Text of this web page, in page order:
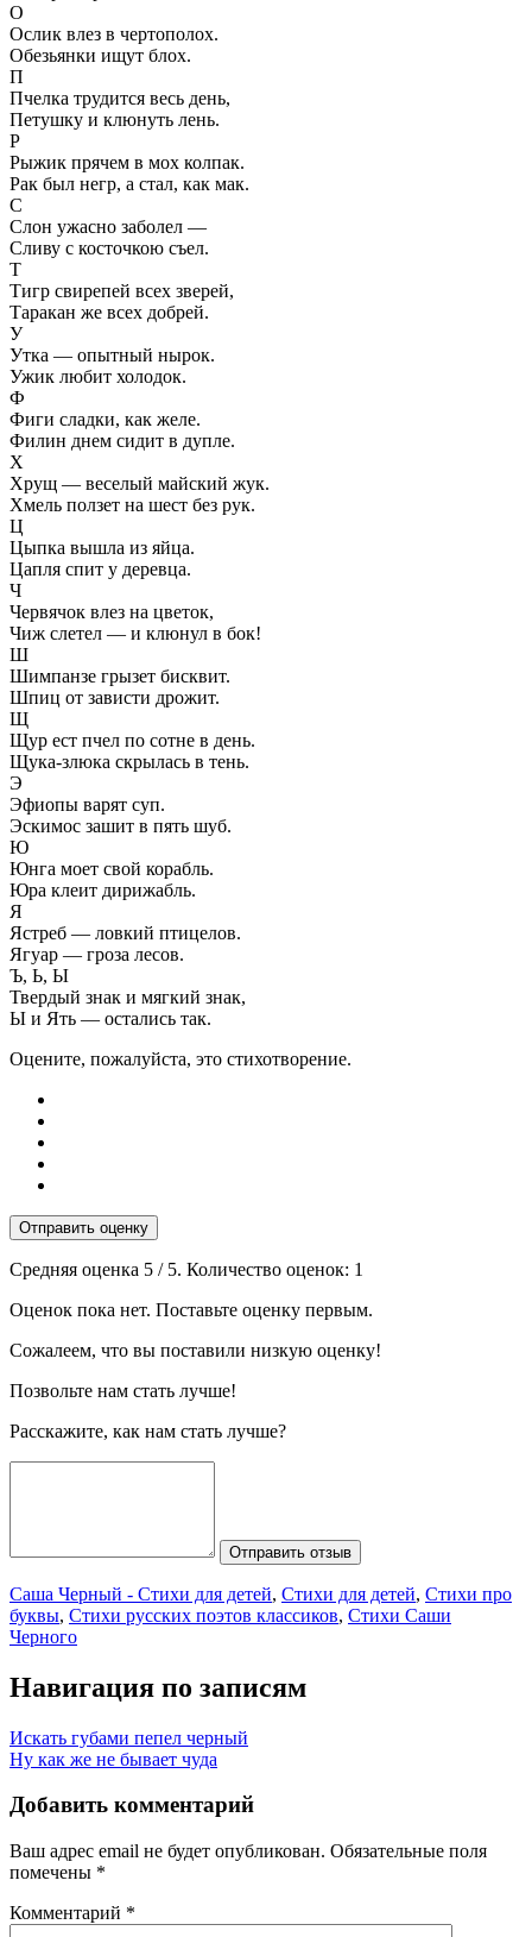
О
Ослик влез в чертополох.
Обезьянки ищут блох.
П
Пчелка трудится весь день,
Петушку и клюнуть лень.
Р
Рыжик прячем в мох колпак.
Рак был негр, а стал, как мак.
С
Слон ужасно заболел —
Сливу с косточкою съел.
Т
Тигр свирепей всех зверей,
Таракан же всех добрей.
У
Утка — опытный нырок.
Ужик любит холодок.
Ф
Фиги сладки, как желе.
Филин днем сидит в дупле.
Х
Хрущ — веселый майский жук.
Хмель ползет на шест без рук.
Ц
Цыпка вышла из яйца.
Цапля спит у деревца.
Ч
Червячок влез на цветок,
Чиж слетел — и клюнул в бок!
Ш
Шимпанзе грызет бисквит.
Шпиц от зависти дрожит.
Щ
Щур ест пчел по сотне в день.
Щука-злюка скрылась в тень.
Э
Эфиопы варят суп.
Эскимос зашит в пять шуб.
Ю
Юнга моет свой корабль.
Юра клеит дирижабль.
Я
Ястреб — ловкий птицелов.
Ягуар — гроза лесов.
Ъ, Ь, Ы
Твердый знак и мягкий знак,
Ы и Ять — остались так.
Оцените, пожалуйста, это стихотворение.
Отправить оценку
Средняя оценка 5 / 5. Количество оценок: 1
Оценок пока нет. Поставьте оценку первым.
Сожалеем, что вы поставили низкую оценку!
Позвольте нам стать лучше!
Расскажите, как нам стать лучше?
Отправить отзыв
Саша Черный - Стихи для детей, Стихи для детей, Стихи про
буквы, Стихи русских поэтов классиков, Стихи Саши
Черного
Навигация по записям
Искать губами пепел черный
Ну как же не бывает чуда
Добавить комментарий
Ваш адрес email не будет опубликован. Обязательные поля
помечены *
Комментарий *